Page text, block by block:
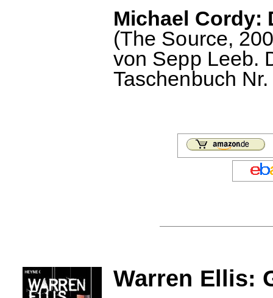
Michael Cordy:
(The Source,
von Sepp Leeb.
Taschenbuch
Warren Ellis: